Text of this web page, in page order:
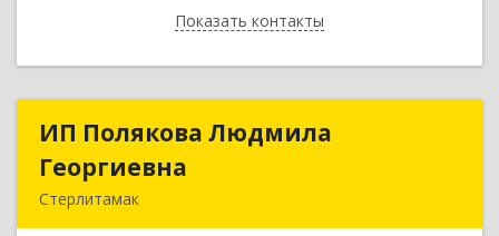
Показать контакты
Назад
ИП Полякова Людмила
Георгиевна
Стерлитамак
ИП Полякова Людмила